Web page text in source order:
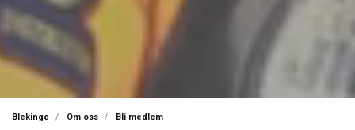
Blekinge Om oss Bli medlem